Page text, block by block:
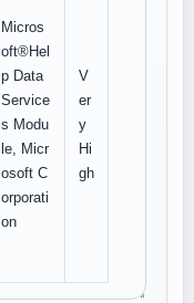
Micros
oft®Hel
p Data
Service
s Modu
le, Micr
osoft C
orporati
on
V
er
y
Hi
gh